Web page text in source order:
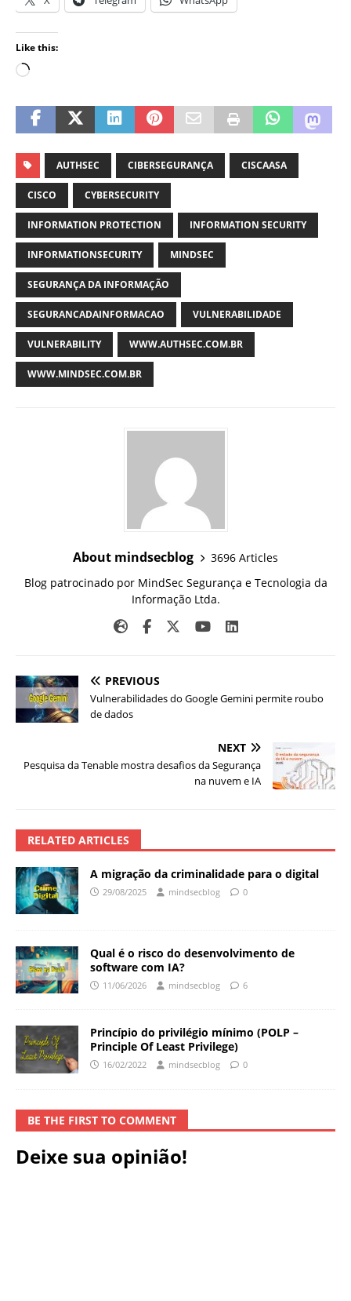
Like this:
AUTHSEC CIBERSEGURANÇA CISCAASA
CISCO CYBERSECURITY
INFORMATION PROTECTION INFORMATION SECURITY
INFORMATIONSECURITY MINDSEC
SEGURANÇA DA INFORMAÇÃO
SEGURANCADAINFORMACAO VULNERABILIDADE
VULNERABILITY WWW.AUTHSEC.COM.BR
WWW.MINDSEC.COM.BR
About mindsecblog
3696 Articles
Blog patrocinado por MindSec Segurança e Tecnologia da
Informação Ltda.
PREVIOUS
Vulnerabilidades do Google Gemini permite roubo
de dados
NEXT
Pesquisa da Tenable mostra desafios da Segurança
na nuvem e IA
RELATED ARTICLES
A migração da criminalidade para o digital
29/08/2025 mindsecblog 0
Qual é o risco do desenvolvimento de
software com IA?
11/06/2026 mindsecblog 6
Princípio do privilégio mínimo (POLP –
Principle Of Least Privilege)
16/02/2022 mindsecblog 0
BE THE FIRST TO COMMENT
Deixe sua opinião!